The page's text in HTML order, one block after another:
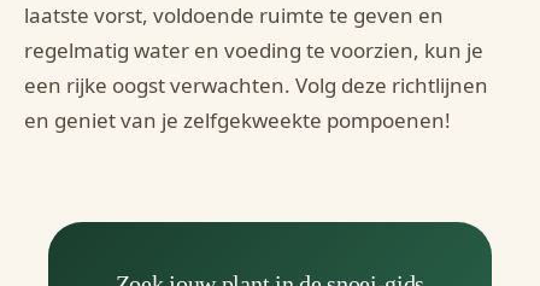
laatste vorst, voldoende ruimte te geven en
regelmatig water en voeding te voorzien, kun je
een rijke oogst verwachten. Volg deze richtlijnen
en geniet van je zelfgekweekte pompoenen!